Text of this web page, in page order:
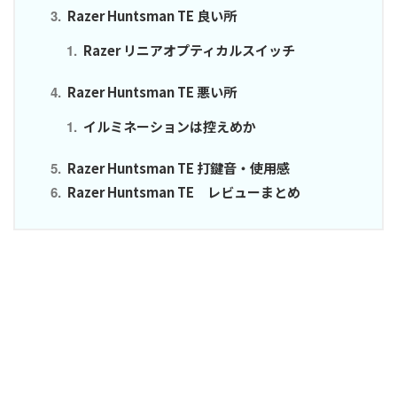
Razer Huntsman TE 良い所
Razer リニアオプティカルスイッチ
Razer Huntsman TE 悪い所
イルミネーションは控えめか
Razer Huntsman TE 打鍵音・使用感
Razer Huntsman TE レビューまとめ